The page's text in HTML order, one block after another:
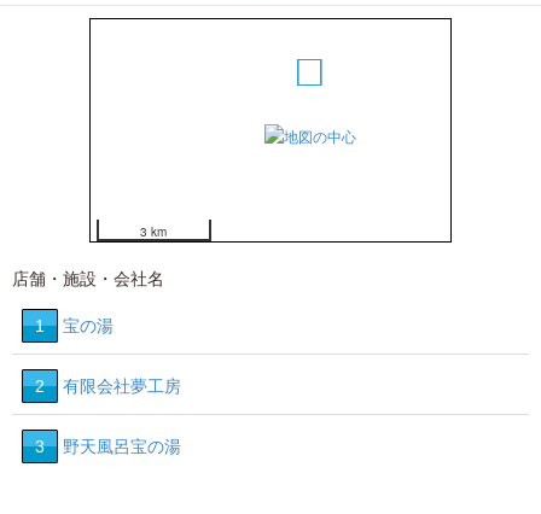
3 km
店舗・施設・会社名
1 宝の湯
2 有限会社夢工房
3 野天風呂宝の湯